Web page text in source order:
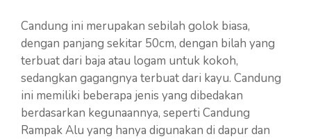
Candung ini merupakan sebilah golok biasa,
dengan panjang sekitar 50cm, dengan bilah yang
terbuat dari baja atau logam untuk kokoh,
sedangkan gagangnya terbuat dari kayu. Candung
ini memiliki beberapa jenis yang dibedakan
berdasarkan kegunaannya, seperti Candung
Rampak Alu yang hanya digunakan di dapur dan